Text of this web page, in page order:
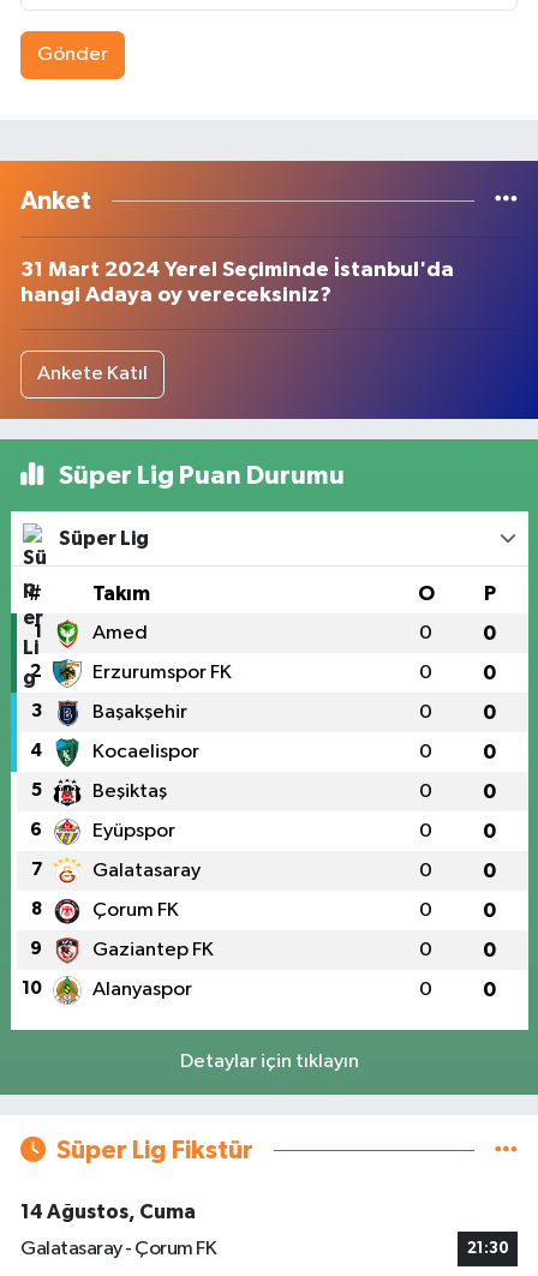
Gönder
Anket
31 Mart 2024 Yerel Seçiminde İstanbul'da
hangi Adaya oy vereceksiniz?
Ankete Katıl
Süper Lig Puan Durumu
Süper Lig
# Takım O P
1 Amed 0 0
2 Erzurumspor FK 0 0
3 Başakşehir 0 0
4 Kocaelispor 0 0
5 Beşiktaş 0 0
6 Eyüpspor 0 0
7 Galatasaray 0 0
8 Çorum FK 0 0
9 Gaziantep FK 0 0
10 Alanyaspor 0 0
Detaylar için tıklayın
Süper Lig Fikstür
14 Ağustos, Cuma
Galatasaray - Çorum FK
21:30